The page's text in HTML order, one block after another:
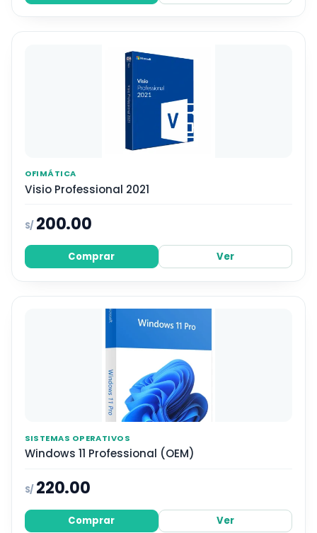
OFIMÁTICA
Visio Professional 2021
S/ 200.00
Comprar Ver
SISTEMAS OPERATIVOS
Windows 11 Professional (OEM)
S/ 220.00
Comprar Ver